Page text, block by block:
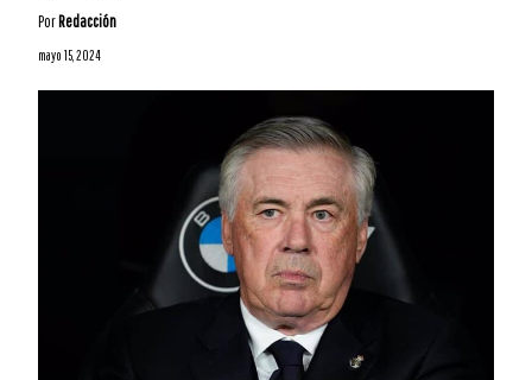
PorRedacción
mayo 15, 2024